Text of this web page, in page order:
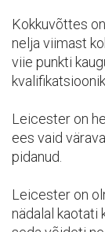
Kokkuvõttes
nelja viimast
viie punkti
Leicester on
ees vaid
pidanud.
Leicester on
nädalal kaotati